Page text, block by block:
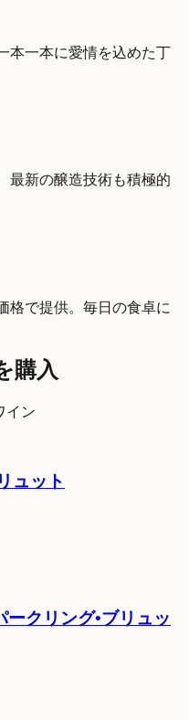
本一本に愛情を込めた丁
最新の醸造技術も積極的
格で提供。毎日の食卓に
購入
イン
ュット
ークリング•ブリュッ